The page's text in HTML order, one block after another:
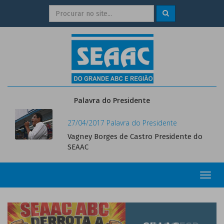
Palavra do Presidente
27/04/2017 Palavra do Presidente
Vagney Borges de Castro Presidente do
SEAAC